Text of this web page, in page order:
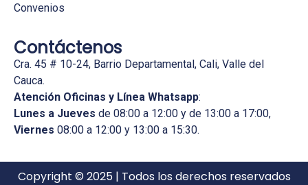
Convenios
Contáctenos
Cra. 45 # 10-24, Barrio Departamental, Cali, Valle del
Cauca.
Atención Oficinas y Línea Whatsapp:
Lunes a Jueves de 08:00 a 12:00 y de 13:00 a 17:00,
Viernes 08:00 a 12:00 y 13:00 a 15:30.
Copyright © 2025 | Todos los derechos reservados